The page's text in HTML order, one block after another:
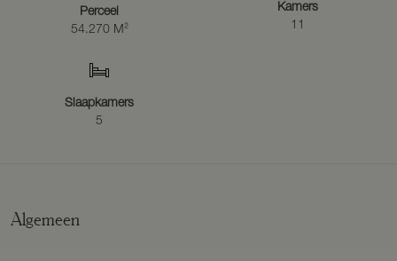
Perceel
54.270 M²
Kamers
11
Slaapkamers
5
Algemeen